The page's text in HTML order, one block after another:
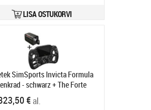
LISA OSTUKORVI
SimSports Invicta Formula
- schwarz + The Forte
(18 Nm)
GABU-582
€al.